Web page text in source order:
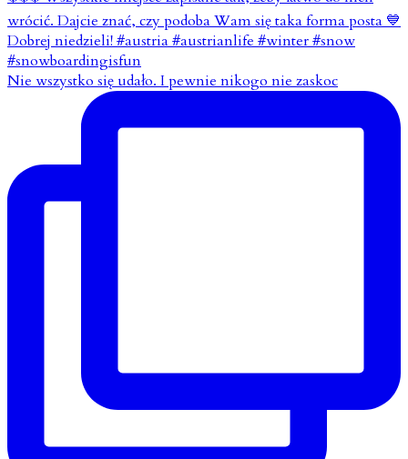
Nie wszystko się udało. I pewnie nikogo nie zaskoc